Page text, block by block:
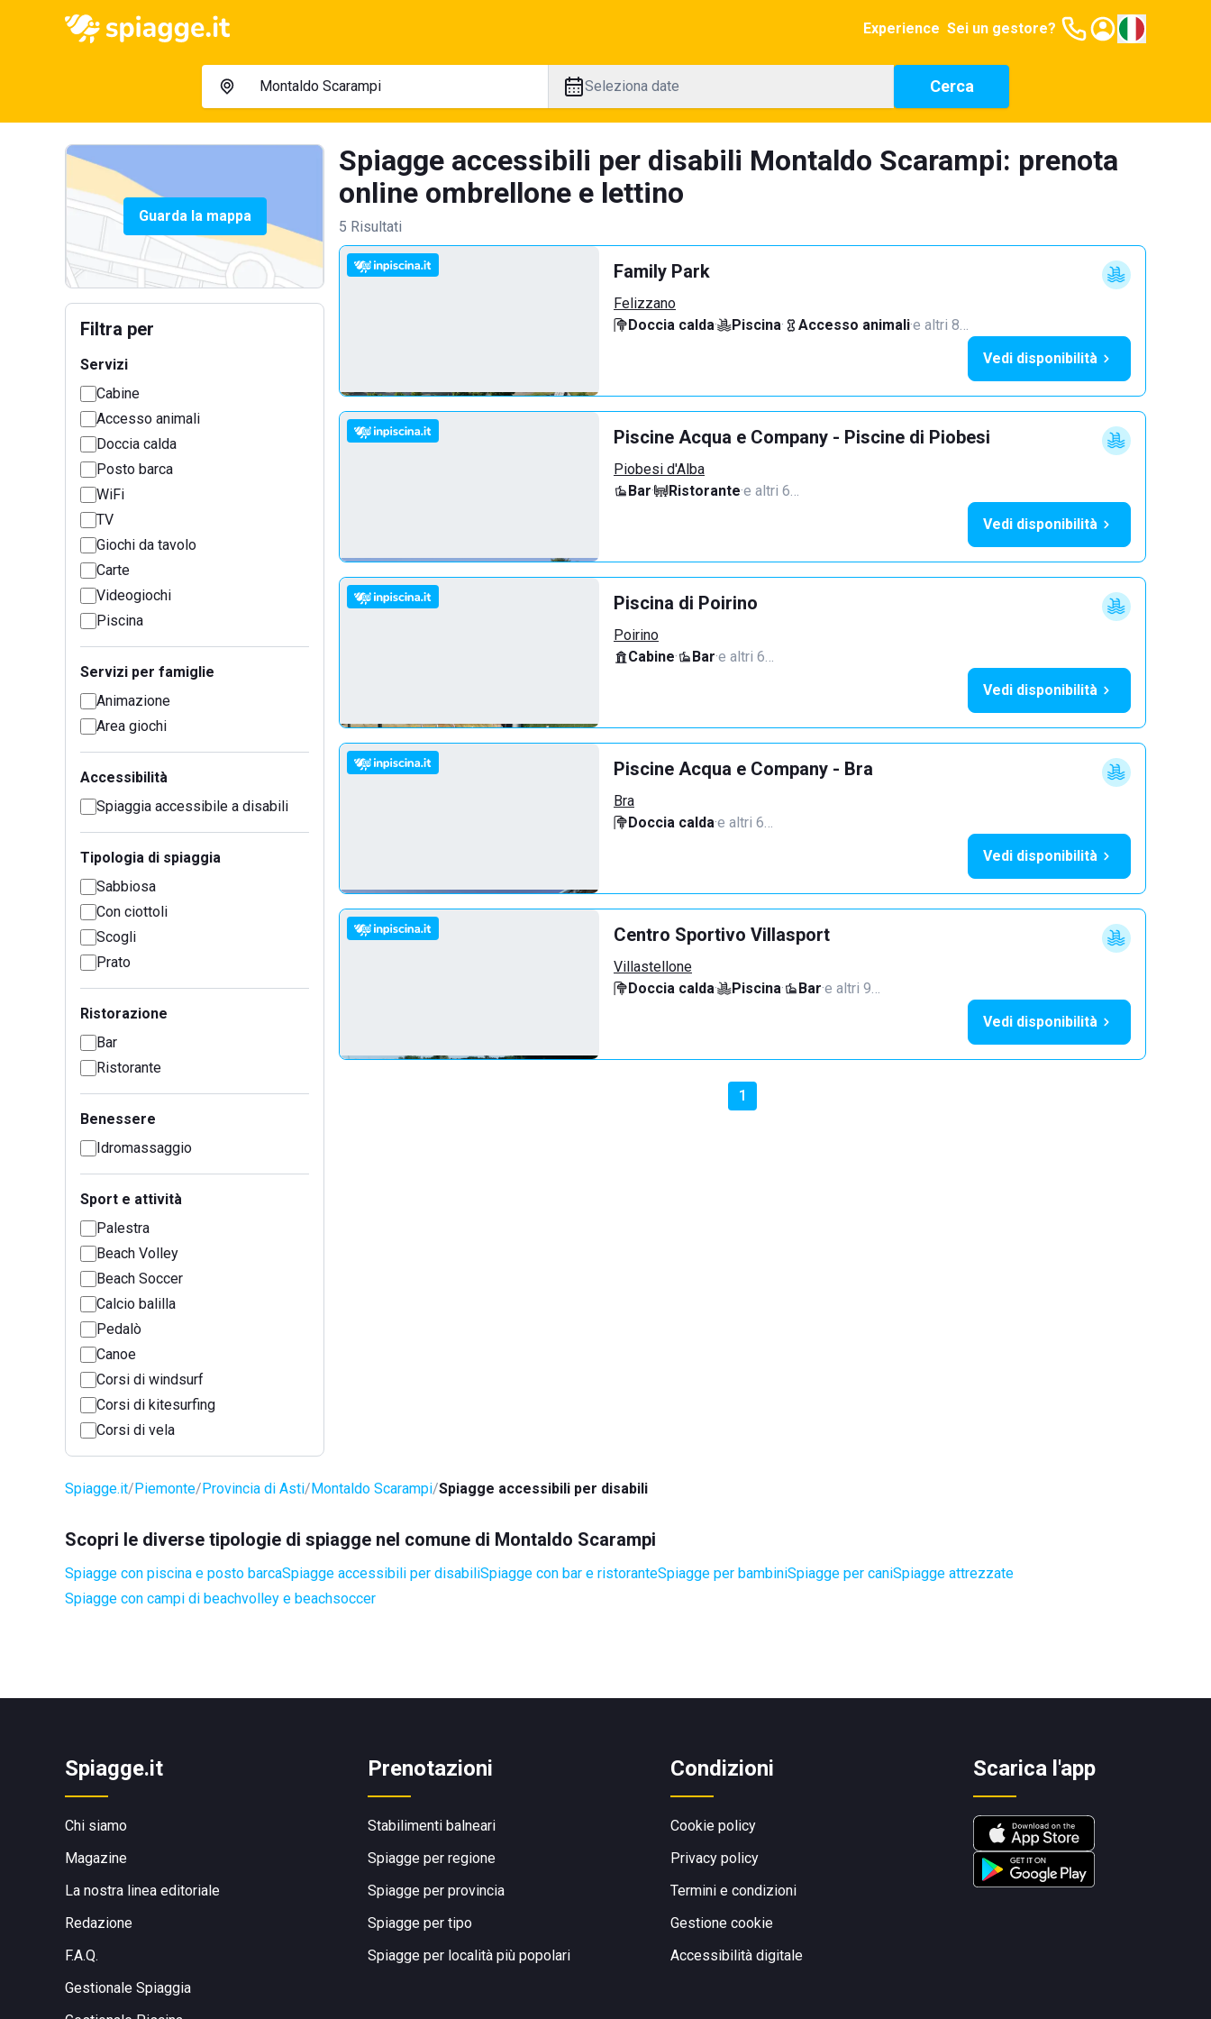
Experience Sei un gestore?
Seleziona date Cerca
Guarda la mappa
Filtra per
Servizi
Cabine
Accesso animali
Doccia calda
Posto barca
WiFi
TV
Giochi da tavolo
Carte
Videogiochi
Piscina
Servizi per famiglie
Animazione
Area giochi
Accessibilità
Spiaggia accessibile a disabili
Tipologia di spiaggia
Sabbiosa
Con ciottoli
Scogli
Prato
Ristorazione
Bar
Ristorante
Benessere
Idromassaggio
Sport e attività
Palestra
Beach Volley
Beach Soccer
Calcio balilla
Pedalò
Canoe
Corsi di windsurf
Corsi di kitesurfing
Corsi di vela
Spiagge accessibili per disabili Montaldo Scarampi: prenota
online ombrellone e lettino
5 Risultati
Family Park
Felizzano
Doccia calda· Piscina· Accesso animali·e altri 8…
Vedi disponibilità
Piscine Acqua e Company - Piscine di Piobesi
Piobesi d'Alba
Bar· Ristorante·e altri 6…
Vedi disponibilità
Piscina di Poirino
Poirino
Cabine· Bar·e altri 6…
Vedi disponibilità
Piscine Acqua e Company - Bra
Bra
Doccia calda·e altri 6…
Vedi disponibilità
Centro Sportivo Villasport
Villastellone
Doccia calda· Piscina· Bar·e altri 9…
Vedi disponibilità
1
Spiagge.it Piemonte Provincia di Asti Montaldo Scarampi Spiagge accessibili per disabili
Scopri le diverse tipologie di spiagge nel comune di Montaldo Scarampi
Spiagge con piscina e posto barcaSpiagge accessibili per disabiliSpiagge con bar e ristoranteSpiagge per bambiniSpiagge per caniSpiagge attrezzate
Spiagge con campi di beachvolley e beachsoccer
Spiagge.it
Chi siamo
Magazine
La nostra linea editoriale
Redazione
F.A.Q.
Gestionale Spiaggia
Prenotazioni
Stabilimenti balneari
Spiagge per regione
Spiagge per provincia
Spiagge per tipo
Spiagge per località più popolari
Condizioni
Cookie policy
Privacy policy
Termini e condizioni
Gestione cookie
Accessibilità digitale
Scarica l'app